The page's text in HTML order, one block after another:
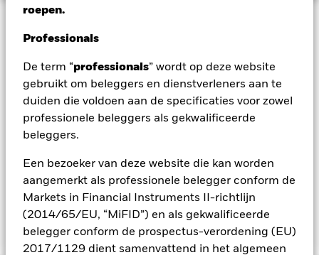
roepen.
Professionals
De term “professionals” wordt op deze website
gebruikt om beleggers en dienstverleners aan te
duiden die voldoen aan de specificaties voor zowel
professionele beleggers als gekwalificeerde
beleggers.
Een bezoeker van deze website die kan worden
aangemerkt als professionele belegger conform de
Markets in Financial Instruments II-richtlijn
(2014/65/EU, “MiFID”) en als gekwalificeerde
belegger conform de prospectus-verordening (EU)
2017/1129 dient samenvattend in het algemeen
Het Fonds streeft naar een maximaal rendement op uw
inkomsten uit de activa van het Fonds, op een wijze die in
overeenstemming is met de beginselen van beleggen
gericht op milieu, maatschappij en governance ('ESG'). Het
Fonds belegt ten minste 70% van zijn totale activa in
bedrijven die zijn gevestigd of voornamelijk economisch
beleid zoals uiteengezet in het prospectus. Raadpleeg voor
meer informatie het prospectus en de website van BlackRock
op https://www.blackrock.com/baselinescreens.